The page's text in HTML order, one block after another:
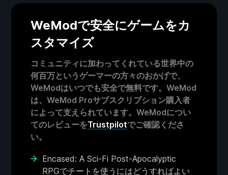
WeModで安全にゲームをカ
スタマイズ
コミュニティに加わってくれている世界中の
何百万というゲーマーの方々のおかげで、
WeModはいつでも安全で無料です。WeMod
は、WeMod Proサブスクリプション購入者
によって支えられています。WeModについ
てのレビューをTrustpilotでご確認くださ
い。
Encased: A Sci-Fi Post-Apocalyptic
RPGでチートを使うにはどうすればよい